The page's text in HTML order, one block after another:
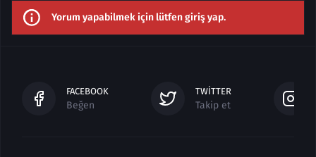
Yorum yapabilmek için lütfen giriş yap.
FACEBOOK
Beğen
TWITTER
Takip et